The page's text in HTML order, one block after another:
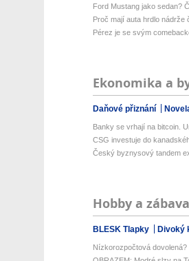
Ford Mustang jako sedan?
Proč mají auta hrdlo
Pérez je se svým
Ekonomika a
Daňové přiznání
Banky se vrhají na bitcoin.
CSG investuje do
Český byznysový tandem
Hobby a zábava
BLESK Tlapky Divoký
Nízkorozpočtová